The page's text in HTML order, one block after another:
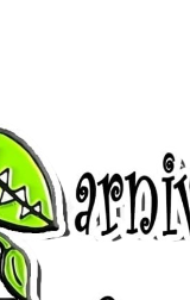
aquel material
suelo, que puede
mineral u
recipiente, tierra o